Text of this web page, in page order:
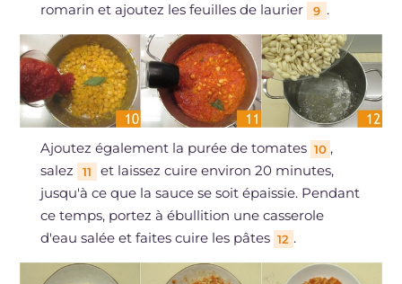
romarin et ajoutez les feuilles de laurier
9 .
Ajoutez également la purée de tomates 10 ,
salez
11
et laissez cuire environ 20 minutes,
jusqu'à ce que la sauce se soit épaissie. Pendant
ce temps, portez à ébullition une casserole
d'eau salée et faites cuire les pâtes 12 .